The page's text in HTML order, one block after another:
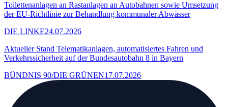
Toilettenanlagen an Rastanlagen an Autobahnen sowie Umsetzung
der EU-Richtlinie zur Behandlung kommunaler Abwässer
DIE LINKE24.07.2026
Aktueller Stand Telematikanlagen, automatisiertes Fahren und
Verkehrssicherheit auf der Bundesautobahn 8 in Bayern
BÜNDNIS 90/DIE GRÜNEN17.07.2026